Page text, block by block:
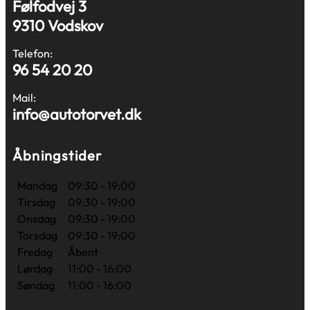
Følfodvej 3
9310 Vodskov
Telefon:
96 54 20 20
Mail:
info@autotorvet.dk
Åbningstider
Mandag
09:30 - 19:00
Tirsdag
09:30 - 19:00
Onsdag
09:30 - 19:00
Torsdag
09:30 - 19:00
Fredag
Åbent
Lørdag
11:00 - 16:00
Søndag
11:00 - 16:00